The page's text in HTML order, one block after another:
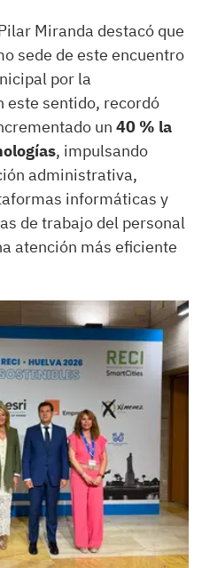
Miranda destacó que
sede de este encuentro
por la
este sentido, recordó
un 40 % la
, impulsando
administrativa,
informáticas y
de trabajo del personal
atención más eficiente